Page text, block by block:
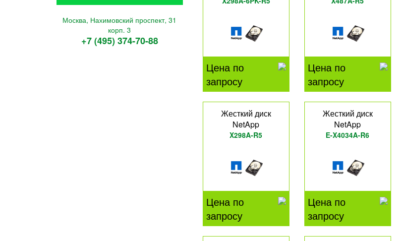
Москва, Нахимовский проспект, 31
корп. 3
+7 (495) 374-70-88
Цена по
запросу
Цена по
запросу
Жесткий диск
NetApp
X298A-R5
Цена по
запросу
Жесткий диск
NetApp
E-X4034A-R6
Цена по
запросу